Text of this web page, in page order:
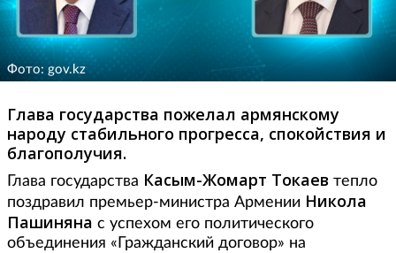
Фото: gov.kz
Глава государства пожелал армянскому
народу стабильного прогресса, спокойствия и
благополучия.
Глава государства Касым-Жомарт Токаев тепло
поздравил премьер-министра Армении Никола
Пашиняна с успехом его политического
объединения «Гражданский договор» на